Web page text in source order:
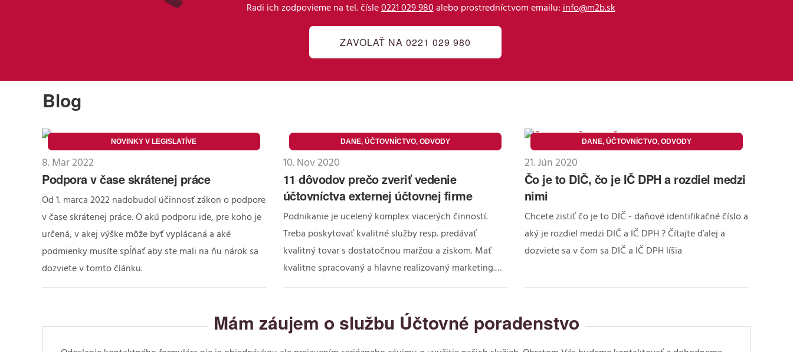
Radi ich zodpovieme na tel. čísle 0221 029 980 alebo prostredníctvom emailu: info@m2b.sk
ZAVOLAŤ NA 0221 029 980
Blog
NOVINKY V LEGISLATÍVE
8. Mar 2022
Podpora v čase skrátenej práce
Od 1. marca 2022 nadobudol účinnosť zákon o podpore
v čase skrátenej práce. O akú podporu ide, pre koho je
určená, v akej výške môže byť vyplácaná a aké
podmienky musíte spĺňať aby ste mali na ňu nárok sa
dozviete v tomto článku.
DANE, ÚČTOVNÍCTVO, ODVODY
10. Nov 2020
11 dôvodov prečo zveriť vedenie
účtovníctva externej účtovnej firme
Podnikanie je ucelený komplex viacerých činností.
Treba poskytovať kvalitné služby resp. predávať
kvalitný tovar s dostatočnou maržou a ziskom. Mať
kvalitne spracovaný a hlavne realizovaný marketing.…
DANE, ÚČTOVNÍCTVO, ODVODY
21. Jún 2020
Čo je to DIČ, čo je IČ DPH a rozdiel medzi
nimi
Chcete zistiť čo je to DIČ - daňové identifikačné číslo a
aký je rozdiel medzi DIČ a IČ DPH ? Čítajte ďalej a
dozviete sa v čom sa DIČ a IČ DPH líšia
Mám záujem o službu Účtovné poradenstvo